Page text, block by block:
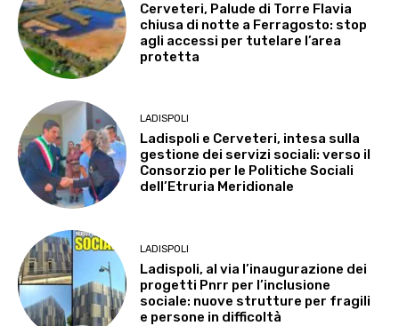
Cerveteri, Palude di Torre Flavia
chiusa di notte a Ferragosto: stop
agli accessi per tutelare l’area
protetta
LADISPOLI
Ladispoli e Cerveteri, intesa sulla
gestione dei servizi sociali: verso il
Consorzio per le Politiche Sociali
dell’Etruria Meridionale
LADISPOLI
Ladispoli, al via l’inaugurazione dei
progetti Pnrr per l’inclusione
sociale: nuove strutture per fragili
e persone in difficoltà